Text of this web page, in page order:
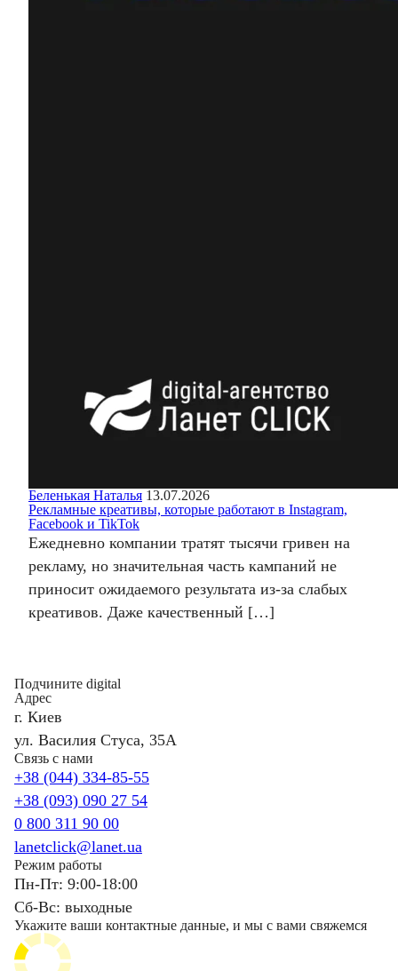
Беленькая Наталья 13.07.2026
Рекламные креативы, которые работают в Instagram,
Facebook и TikTok
Ежедневно компании тратят тысячи гривен на
рекламу, но значительная часть кампаний не
приносит ожидаемого результата из-за слабых
креативов. Даже качественный […]
Подчините digital
Адрес
г. Киев
ул. Василия Стуса, 35А
Связь с нами
+38 (044) 334-85-55
+38 (093) 090 27 54
0 800 311 90 00
lanetclick@lanet.ua
Режим работы
Пн-Пт: 9:00-18:00
Сб-Вс: выходные
Укажите ваши контактные данные, и мы с вами свяжемся